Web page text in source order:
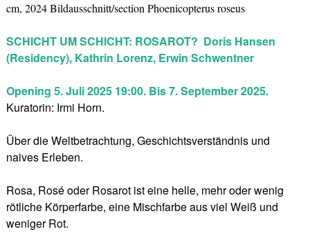
cm, 2024 Bildausschnitt/section Phoenicopterus roseus
SCHICHT UM SCHICHT: ROSAROT? Doris Hansen
(Residency), Kathrin Lorenz, Erwin Schwentner
Opening 5. Juli 2025 19:00. Bis 7. September 2025.
Kuratorin: Irmi Horn.
Über die Weltbetrachtung, Geschichtsverständnis und
naives Erleben.
Rosa, Rosé oder Rosarot ist eine helle, mehr oder wenig
rötliche Körperfarbe, eine Mischfarbe aus viel Weiß und
weniger Rot.